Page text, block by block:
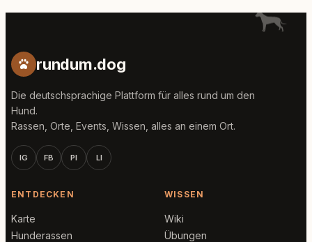
rundum.dog
Die deutschsprachige Plattform für alles rund um den
Hund.
Rassen, Orte, Events, Wissen, alles an einem Ort.
IG FB PI LI
ENTDECKEN
Karte
Hunderassen
WISSEN
Wiki
Übungen